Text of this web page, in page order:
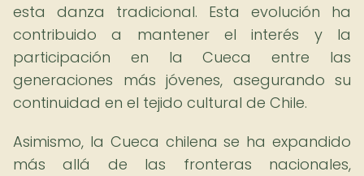
esta danza tradicional. Esta evolución ha
contribuido a mantener el interés y la
participación en la Cueca entre las
generaciones más jóvenes, asegurando su
continuidad en el tejido cultural de Chile.
Asimismo, la Cueca chilena se ha expandido
más allá de las fronteras nacionales,